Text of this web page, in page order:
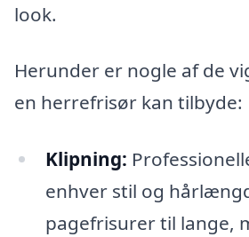
look.
Herunder er nogle af de
en herrefrisør kan tilbyde:
Klipning:
enhver stil og
pagefrisurer til lange,